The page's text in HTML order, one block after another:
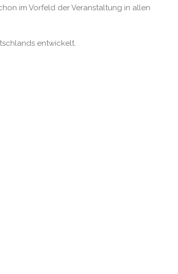
im Vorfeld der Veran­staltung in allen
entwickelt.